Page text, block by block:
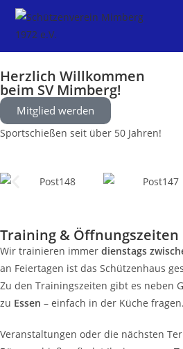
Herzlich Willkommen
beim SV Mimberg!
Mitglied werden
Sportschießen seit über 50 Jahren!
Training & Öffnungszeiten
Wir trainieren immer dienstags
an Feiertagen ist das Schützenhaus
Zu den Trainingszeiten gibt es neben
zu Essen – einfach in der Küche fragen.
Veranstaltungen oder die nächsten